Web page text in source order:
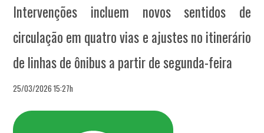
Intervenções incluem novos sentidos de
circulação em quatro vias e ajustes no itinerário
de linhas de ônibus a partir de segunda-feira
25/03/2026 15:27h